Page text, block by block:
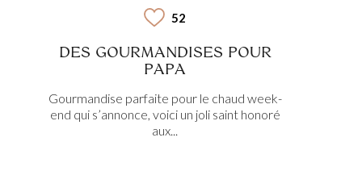
52
DES GOURMANDISES POUR
PAPA
Gourmandise parfaite pour le chaud week-
end qui s’annonce, voici un joli saint honoré
aux...